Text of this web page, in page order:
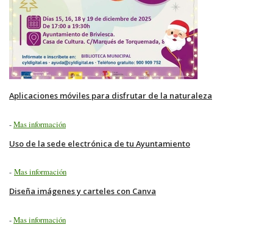
Aplicaciones móviles para disfrutar de la naturaleza
-Mas información
Uso de la sede electrónica de tu Ayuntamiento
- Mas información
Diseña imágenes y carteles con Canva
-Mas información